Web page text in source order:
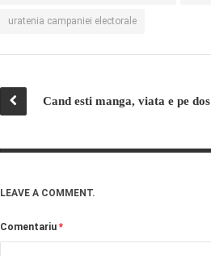
uratenia campaniei electorale
Cand esti manga, viata e pe dos
LEAVE A COMMENT.
Comentariu *